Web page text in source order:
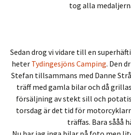
tog alla
Sedan drog vi vidare till en
heter Tydingesjöns Camping. Den
Stefan tillsammans med Danne
träff med gamla bilar och då
försäljning av stekt sill och
torsdag är det tid för
träffas. Bara sååå